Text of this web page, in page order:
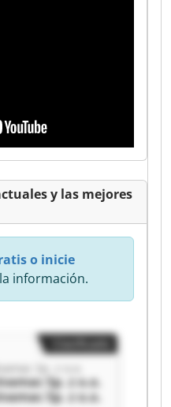
y las mejores
o inicie
información.
Sp. z o.o.
Sp. z o.o.
Sp. z o.o.